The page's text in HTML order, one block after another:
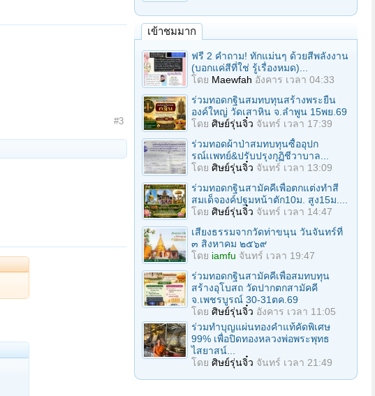
#3
เข้าชมมาก
ฟรี 2 คำถาม! ทักแม่นๆ ด้วยสีพลังงาน
(บอกแค่สีที่ใช่ รู้เรื่องหมด)...
โดย Maewfah อังคาร เวลา 04:33
ร่วมทอดกฐินสมทบทุนสร้างพระยืน
องค์ใหญ่ วัดเสาหิน จ.ลําพูน 15พย.69
โดย ศิษย์รุ่นจิ๋ว จันทร์ เวลา 17:39
ร่วมทอดผ้าป่าสมทบทุนซื้ออุปก
รณ์เเพทย์&ปรับปรุงกุฏิชีวาบาล...
โดย ศิษย์รุ่นจิ๋ว จันทร์ เวลา 13:09
ร่วมทอดกฐินสามัคคีเพื่อตกแต่งทำสี
สมเด็จองค์ปฐมหน้าตัก10ม. สูง15ม....
โดย ศิษย์รุ่นจิ๋ว จันทร์ เวลา 14:47
เสียงธรรมจากวัดท่าขนุน วันจันทร์ที่
๓ สิงหาคม ๒๕๖๙
โดย iamfu จันทร์ เวลา 19:47
ร่วมทอดกฐินสามัคคีเพื่อสมทบทุน
สร้างอุโบสถ วัดปากตกสามัคคี
จ.เพชรบูรณ์ 30-31ตค.69
โดย ศิษย์รุ่นจิ๋ว อังคาร เวลา 11:05
ร่วมทําบุญแผ่นทองคำแท้คัดพิเศษ
99% เพื่อปิดทองหลวงพ่อพระพุทธ
ไสยาสน์...
โดย ศิษย์รุ่นจิ๋ว จันทร์ เวลา 21:49